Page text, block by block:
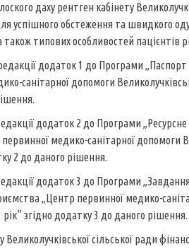
даху рентген кабінету
успішного обстеження та швидкого
типових особливостей пацієнтів
додаток 1 до Програми
санітарної допомоги
додаток 2 до Програми
медико-санітарної допомоги
2 до даного рішення.
додаток 3 до Програми
„Центр первинної медико-
рік” згідно додатку 3 до даного рішення.
Великолучківської сільської ради